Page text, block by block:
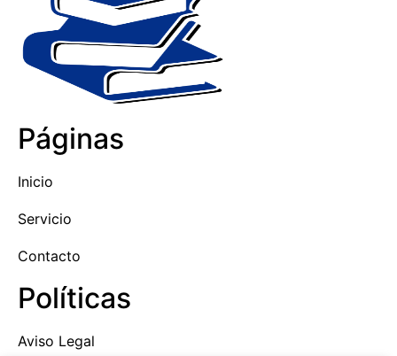
Páginas
Inicio
Servicio
Contacto
Políticas
Aviso Legal